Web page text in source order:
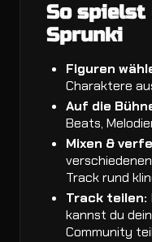
So spielst
Sprunki
Figuren
Charaktere
Auf die
Beats,
Mixen &
Track rund
Track teilen:
kannst du
Community